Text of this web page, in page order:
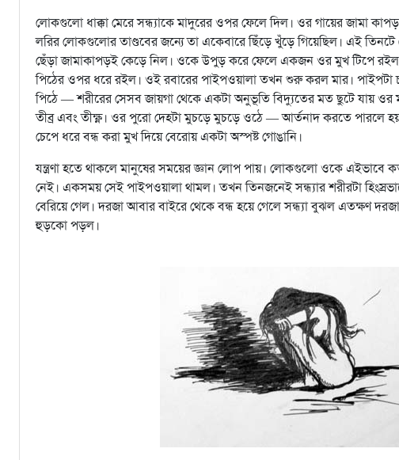
লোকগুলো ধাক্কা মেরে সন্ধ্যাকে মাদুরের ওপর ফেলে দিল। ওর গায়ের জামা
লরির লোকগুলোর তাণ্ডবের জন্যে তা একেবারে ছিঁড়ে খুঁড়ে গিয়েছিল। এই
ছেঁড়া জামাকাপড়ই কেড়ে নিল। ওকে উপুড় করে ফেলে একজন ওর মুখ টিপে
পিঠের ওপর ধরে রইল। ওই রবারের পাইপওয়ালা তখন শুরু করল মার। পাইপটা
পিঠে — শরীরের সেসব জায়গা থেকে একটা অনুভূতি বিদ্যুতের মত ছুটে যায় ওর
তীব্র এবং তীক্ষ্ণ। ওর পুরো দেহটা মুচড়ে মুচড়ে ওঠে — আর্তনাদ করতে পারলে
চেপে ধরে বন্ধ করা মুখ দিয়ে বেরোয় একটা অস্পষ্ট গোঙানি।
যন্ত্রণা হতে থাকলে মানুষের সময়ের জ্ঞান লোপ পায়। লোকগুলো ওকে এইভাবে
নেই। একসময় সেই পাইপওয়ালা থামল। তখন তিনজনেই সন্ধ্যার শরীরটা
বেরিয়ে গেল। দরজা আবার বাইরে থেকে বন্ধ হয়ে গেলে সন্ধ্যা বুঝল এতক্ষণ
হুড়কো পড়ল।